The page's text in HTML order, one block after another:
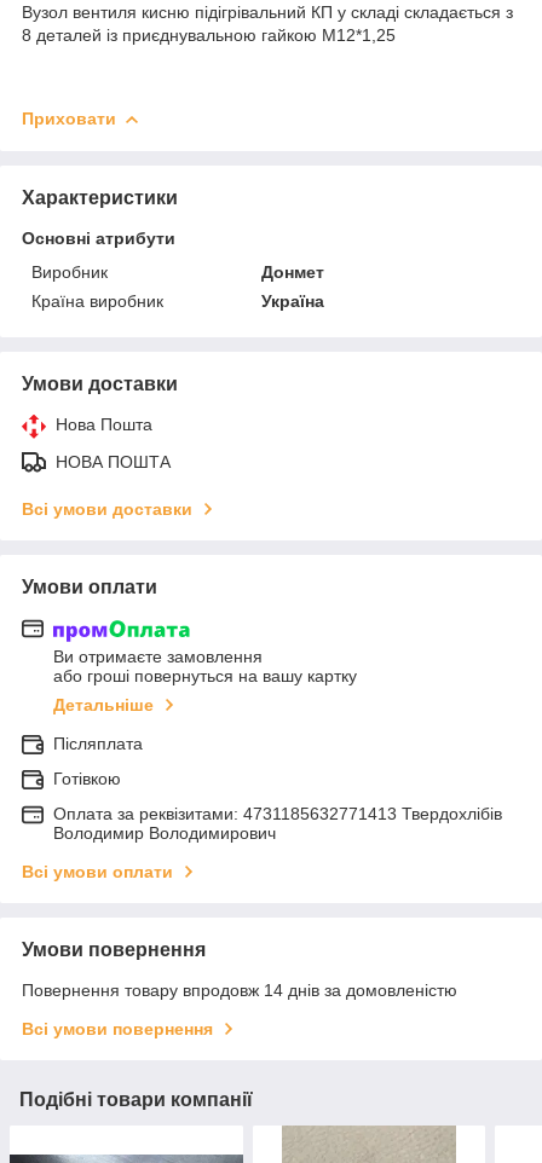
Вузол вентиля кисню підігрівальний КП у складі складається з
8 деталей із приєднувальною гайкою М12*1,25
Приховати
Характеристики
Основні атрибути
Виробник
Донмет
Країна виробник
Україна
Умови доставки
Нова Пошта
НОВА ПОШТА
Всі умови доставки
Умови оплати
Ви отримаєте замовлення
або гроші повернуться на вашу картку
Детальніше
Післяплата
Готівкою
Оплата за реквізитами: 4731185632771413 Твердохлібів
Володимир Володимирович
Всі умови оплати
Умови повернення
Повернення товару впродовж 14 днів за домовленістю
Всі умови повернення
Подібні товари компанії